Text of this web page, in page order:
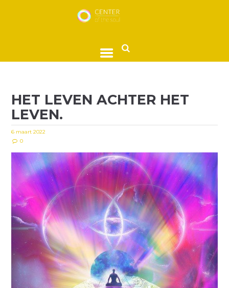
HET LEVEN ACHTER HET
LEVEN.
6 maart 2022
0